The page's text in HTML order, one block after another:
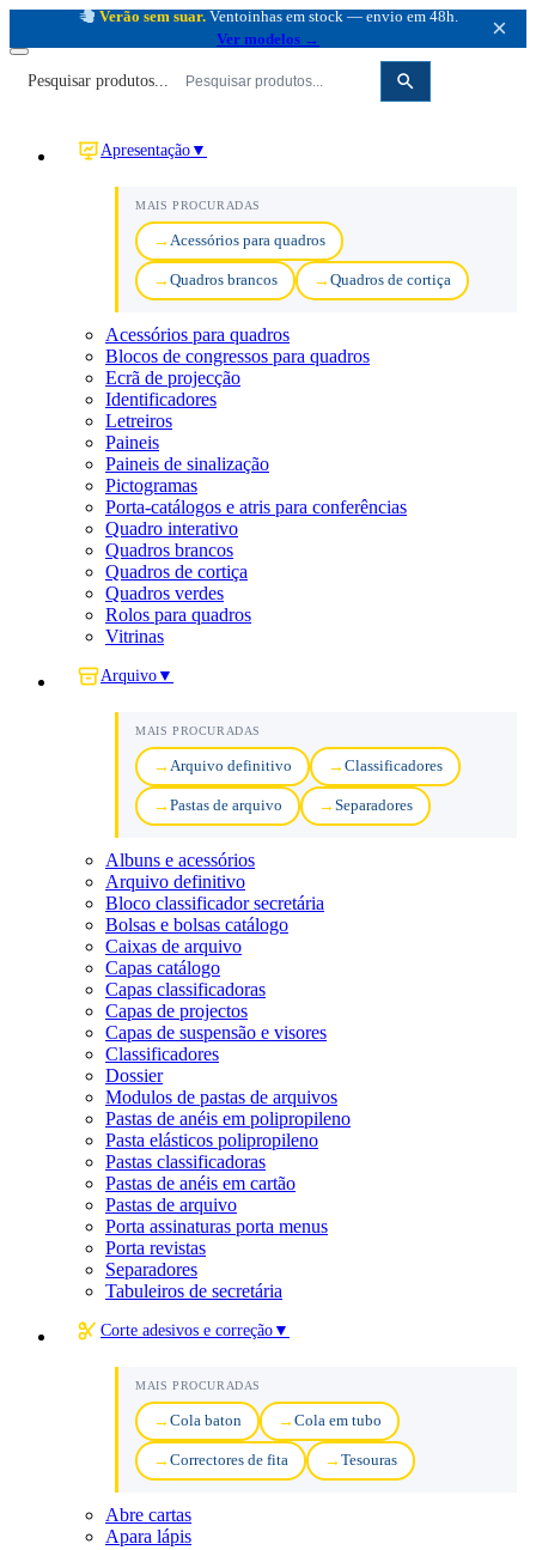
Verão sem suar.Ventoinhas em stock — envio em 48h.
Ver modelos →
×
Pesquisar produtos...
Apresentação ▼
MAIS PROCURADAS
Acessórios para quadros
Quadros brancos Quadros de cortiça
Acessórios para quadros
Blocos de congressos para quadros
Ecrã de projecção
Identificadores
Letreiros
Paineis
Paineis de sinalização
Pictogramas
Porta-catálogos e atris para conferências
Quadro interativo
Quadros brancos
Quadros de cortiça
Quadros verdes
Rolos para quadros
Vitrinas
Arquivo ▼
MAIS PROCURADAS
Arquivo definitivo Classificadores
Pastas de arquivo Separadores
Albuns e acessórios
Arquivo definitivo
Bloco classificador secretária
Bolsas e bolsas catálogo
Caixas de arquivo
Capas catálogo
Capas classificadoras
Capas de projectos
Capas de suspensão e visores
Classificadores
Dossier
Modulos de pastas de arquivos
Pastas de anéis em polipropileno
Pasta elásticos polipropileno
Pastas classificadoras
Pastas de anéis em cartão
Pastas de arquivo
Porta assinaturas porta menus
Porta revistas
Separadores
Tabuleiros de secretária
Corte adesivos e correção ▼
MAIS PROCURADAS
Cola baton Cola em tubo
Correctores de fita Tesouras
Abre cartas
Apara lápis